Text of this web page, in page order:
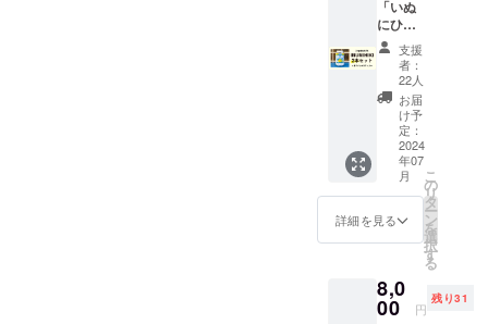
です。
・現金
への交
換はで
きませ
ん。 ・
有効期
間：
2024年
5月1
日〜
2025年
4月末ま
「いぬ
にひ
き」3本
セット
（GF
IPA 1st
Batch
330ml
）+オリ
ジナル
ステッ
カー&御
礼メー
ルをお
支援
者：
22人
お届
け予
定：
2024
年07
月
詳細を見る
こ
の
リ
タ
ー
ン
を
選
択
す
る
8,0
00 円
残り31